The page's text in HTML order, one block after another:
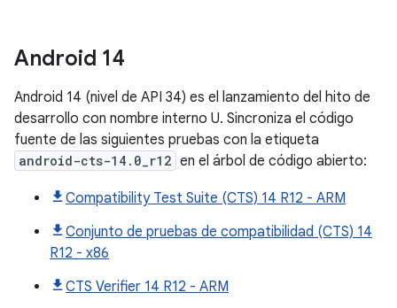
Android 14
Android 14 (nivel de API 34) es el lanzamiento del hito de
desarrollo con nombre interno U. Sincroniza el código
fuente de las siguientes pruebas con la etiqueta
android-cts-14.0_r12 en el árbol de código abierto:
Compatibility Test Suite (CTS) 14 R12 - ARM
Conjunto de pruebas de compatibilidad (CTS) 14
R12 - x86
CTS Verifier 14 R12 - ARM